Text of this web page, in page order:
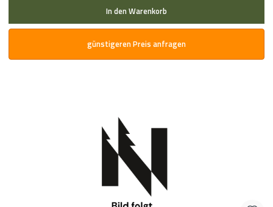
In den Warenkorb
günstigeren Preis anfragen